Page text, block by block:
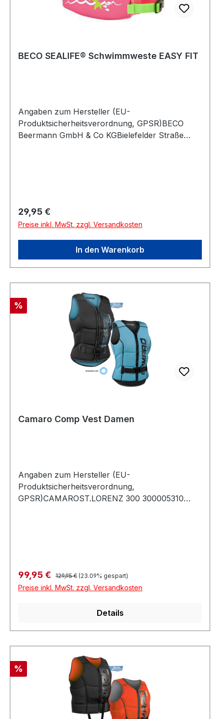
BECO SEALIFE® Schwimmweste EASY FIT
Angaben zum Hersteller (EU-
Produktsicherheitsverordnung, GPSR)BECO
Beermann GmbH & Co KGBielefelder Straße
Regulärer Preis:
29,95 €
Preise inkl. MwSt. zzgl. Versandkosten
In den Warenkorb
Rabatt
%
Camaro Comp Vest Damen
Angaben zum Hersteller (EU-
Produktsicherheitsverordnung,
GPSR)CAMAROST.LORENZ 300 300005310
Verkaufspreis:
99,95 € Regulärer Preis:
129,95 € (23.09% gespart)
Preise inkl. MwSt. zzgl. Versandkosten
Details
Rabatt
%